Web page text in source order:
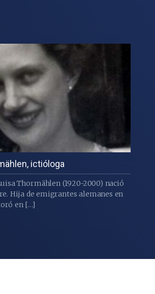
ictióloga
Thormählen (1920-2000) nació
Hija de emigrantes alemanes en
en […]